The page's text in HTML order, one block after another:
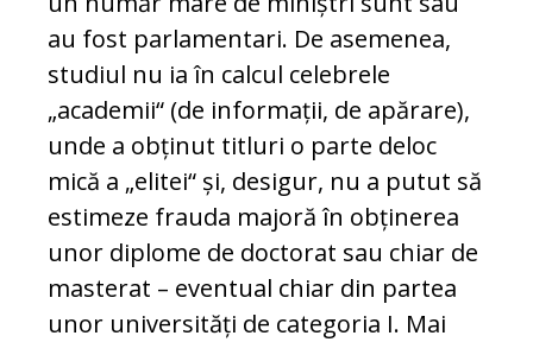
au fost parlamentari. De asemenea,
studiul nu ia în calcul celebrele
„academii“ (de infor­mații, de apărare),
unde a obținut titluri o parte deloc
mică a „elitei“ și, desigur, nu a putut să
estimeze frauda majoră în ob­ținerea
unor diplome de doctorat sau chiar de
masterat – eventual chiar din par­tea
unor universități de categoria I. Mai